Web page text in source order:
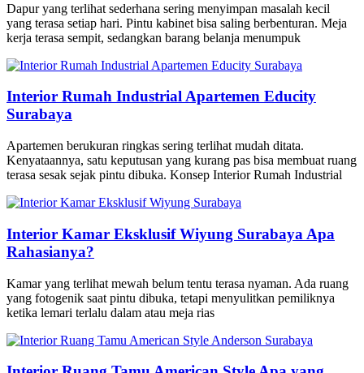
Dapur yang terlihat sederhana sering menyimpan masalah kecil
yang terasa setiap hari. Pintu kabinet bisa saling berbenturan. Meja
kerja terasa sempit, sedangkan barang belanja menumpuk
Interior Rumah Industrial Apartemen Educity
Surabaya
Apartemen berukuran ringkas sering terlihat mudah ditata.
Kenyataannya, satu keputusan yang kurang pas bisa membuat ruang
terasa sesak sejak pintu dibuka. Konsep Interior Rumah Industrial
Interior Kamar Eksklusif Wiyung Surabaya Apa
Rahasianya?
Kamar yang terlihat mewah belum tentu terasa nyaman. Ada ruang
yang fotogenik saat pintu dibuka, tetapi menyulitkan pemiliknya
ketika lemari terlalu dalam atau meja rias